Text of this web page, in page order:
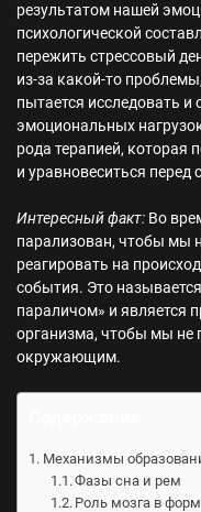
результатом нашей
психологической
пережить стрессовый
из-за какой-то
пытается исследовать и
эмоциональных
рода терапией, которая
и уравновеситься
Интересный факт: Во
парализован, чтобы мы
реагировать на
события. Это
параличом» и является
организма, чтобы мы не
окружающим.
Механизмы
Фазы сна и рем
Роль мозга в